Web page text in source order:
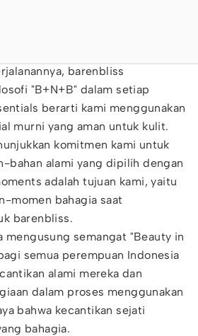
barenbliss
"B+N+B" dalam setiap
berarti kami menggunakan
murni yang aman untuk kulit.
komitmen kami untuk
bahan alami yang dipilih dengan
adalah tujuan kami, yaitu
momen bahagia saat
barenbliss.
mengusung semangat "Beauty in
semua perempuan Indonesia
alami mereka dan
dalam proses menggunakan
bahwa kecantikan sejati
bahagia.